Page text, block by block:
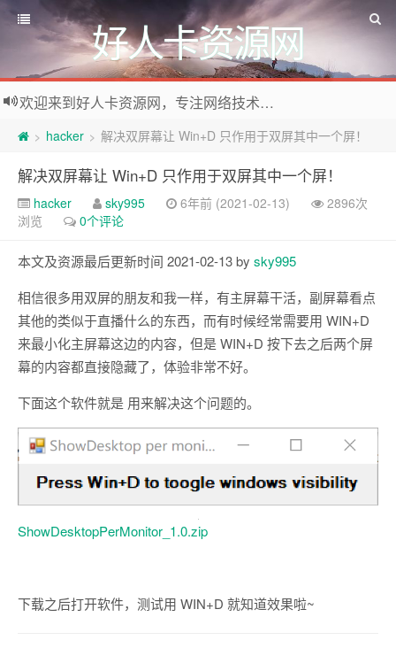
好人卡资源网
欢迎来到好人卡资源网，专注网络技术资源收集，我们不仅是网络资源的搬运工，也生产原创资源。寻找资源请留言或关注公众号:烈日下的男人
> hacker > 解决双屏幕让 Win+D 只作用于双屏其中一个屏！
解决双屏幕让 Win+D 只作用于双屏其中一个屏！
hacker sky995 6年前 (2021-02-13)
2896次
浏览
0个评论
本文及资源最后更新时间 2021-02-13 by sky995
相信很多用双屏的朋友和我一样，有主屏幕干活，副屏幕看点
其他的类似于直播什么的东西，而有时候经常需要用 WIN+D
来最小化主屏幕这边的内容，但是 WIN+D 按下去之后两个屏
幕的内容都直接隐藏了，体验非常不好。
下面这个软件就是 用来解决这个问题的。
ShowDesktopPerMonitor_1.0.zip
下载之后打开软件，测试用 WIN+D 就知道效果啦~